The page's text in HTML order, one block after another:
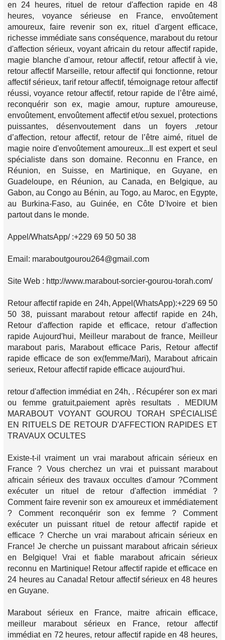
en 24 heures, rituel de retour d'affection rapide en 48
heures, voyance sérieuse en France, envoûtement
amoureux, faire revenir son ex, rituel d'argent efficace,
richesse immédiate sans conséquence, marabout du retour
d'affection sérieux, voyant africain du retour affectif rapide,
magie blanche d'amour, retour affectif, retour affectif à vie,
retour affectif Marseille, retour affectif qui fonctionne, retour
affectif sérieux, tarif retour affectif, témoignage retour affectif
réussi, voyance retour affectif, retour rapide de l’être aimé,
reconquérir son ex, magie amour, rupture amoureuse,
envoûtement, envoûtement affectif et/ou sexuel, protections
puissantes, désenvoutement dans un foyers ,retour
d’affection, retour affectif, retour de l’être aimé, rituel de
magie noire d'envoûtement amoureux...Il est expert et seul
spécialiste dans son domaine. Reconnu en France, en
Réunion, en Suisse, en Martinique, en Guyane, en
Guadeloupe, en Réunion, au Canada, en Belgique, au
Gabon, au Congo au Bénin, au Togo, au Maroc, en Egypte,
au Burkina-Faso, au Guinée, en Côte D'Ivoire et bien
partout dans le monde.
Appel/WhatsApp/ :+229 69 50 50 38
Email: maraboutgourou264@gmail.com
Site Web : http://www.marabout-sorcier-gourou-torah.com/
Retour affectif rapide en 24h, Appel(WhatsApp):+229 69 50
50 38, puissant marabout retour affectif rapide en 24h,
Retour d'affection rapide et efficace, retour d'affection
rapide Aujourd'hui, Meilleur marabout de france, Meilleur
marabout paris, Marabout efficace Paris, Retour affectif
rapide efficace de son ex(femme/Mari), Marabout africain
serieux, Retour affectif rapide efficace aujourd'hui.
retour d'affection immédiat en 24h, . Récupérer son ex mari
ou femme gratuit,paiement après resultats . MEDIUM
MARABOUT VOYANT GOUROU TORAH SPÉCIALISÉ
EN RITUELS DE RETOUR D'AFFECTION RAPIDES ET
TRAVAUX OCULTES
Existe-t-il vraiment un vrai marabout africain sérieux en
France ? Vous cherchez un vrai et puissant marabout
africain sérieux des travaux occultes d'amour ?Comment
exécuter un rituel de retour d'affection immédiat ?
Comment faire revenir son ex amoureux et immédiatement
? Comment reconquérir son ex femme ? Comment
exécuter un puissant rituel de retour affectif rapide et
efficace ? Cherche un vrai marabout africain sérieux en
France! Je cherche un puissant marabout africain sérieux
en Belgique! Vrai et fiable marabout africain sérieux
reconnu en Martinique! Retour affectif rapide et efficace en
24 heures au Canada! Retour affectif sérieux en 48 heures
en Guyane.
Marabout sérieux en France, maitre africain efficace,
meilleur marabout sérieux en France, retour affectif
immédiat en 72 heures, retour affectif rapide en 48 heures,